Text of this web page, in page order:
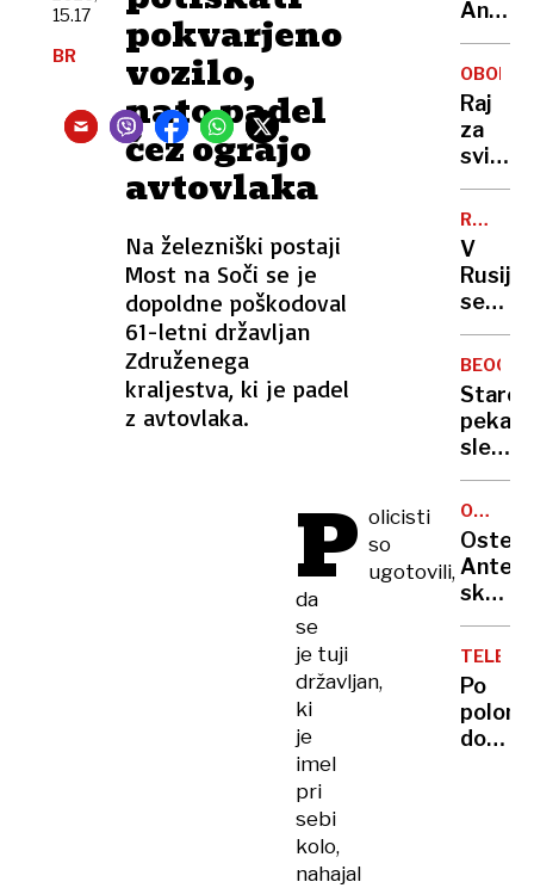
pokvarjeno
vozilo,
nato padel
čez ograjo
avtovlaka
Na železniški postaji
Most na Soči se je
dopoldne poškodoval
61-letni državljan
Združenega
kraljestva, ki je padel
z avtovlaka.
15.17
BR
P olicisti
so
ugotovili,
da
se
je tuji
državljan,
ki
je
imel
pri
sebi
kolo,
nahajal
zdi
Anže
Logar
izdelal
prvo
in
edino
leseno
barko
za
Raj
za
na
otoku:
buri
duhove
TREND
V
Rusiji
se
širi
nova
črne
vdove,
ki se
z
vojaki
samo
zaradi
peka
slekla
in
potem
ga je
s
ubila
in
OCENA
skriti
biser
tik
za
mejo,
kjer
za
Po